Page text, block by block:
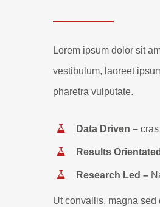
Lorem ipsum dolor sit
vestibulum, laoreet
pharetra vulputate.
Data Driven –
Results Orientated
Research Led –
Ut convallis, magna